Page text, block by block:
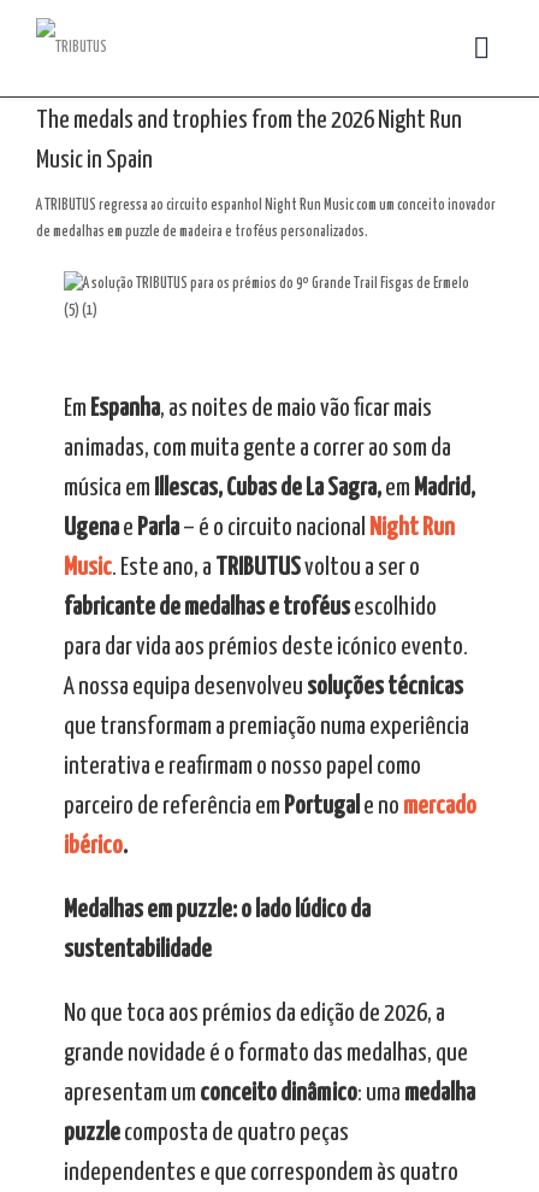
The medals and trophies from the 2026 Night Run
Music in Spain
A TRIBUTUS regressa ao circuito espanhol Night Run Music com um conceito inovador
de medalhas em puzzle de madeira e troféus personalizados.
Em Espanha, as noites de maio vão ficar mais
animadas, com muita gente a correr ao som da
música em
Illescas, Cubas de La Sagra,em Madrid,
Ugena e Parla– é o circuito nacional Night Run
Music. Este ano, a TRIBUTUSvoltou a ser o
fabricante de medalhas e troféusescolhido
para dar vida aos prémios deste icónico evento.
A nossa equipa desenvolveu soluções técnicas
que transformam a premiação numa experiência
interativa e reafirmam o nosso papel como
parceiro de referência em Portugal e no mercado
ibérico.
Medalhas em puzzle: o lado lúdico da
sustentabilidade
No que toca aos prémios da edição de 2026, a
grande novidade é o formato das medalhas, que
apresentam um conceito dinâmico: uma medalha
puzzlecomposta de quatro peças
independentes e que correspondem às quatro